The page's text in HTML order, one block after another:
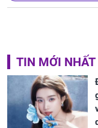
TIN MỚI NHẤT